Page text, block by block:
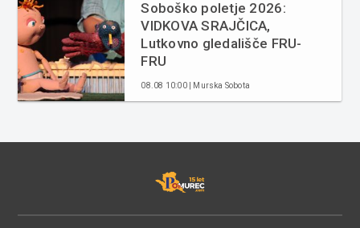
Soboško poletje 2026:
VIDKOVA SRAJČICA,
Lutkovno gledališče FRU-
FRU
08.08 10:00 | Murska Sobota